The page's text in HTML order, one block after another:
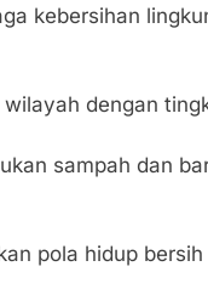
kebersihan
dengan
sampah dan
pola hidup